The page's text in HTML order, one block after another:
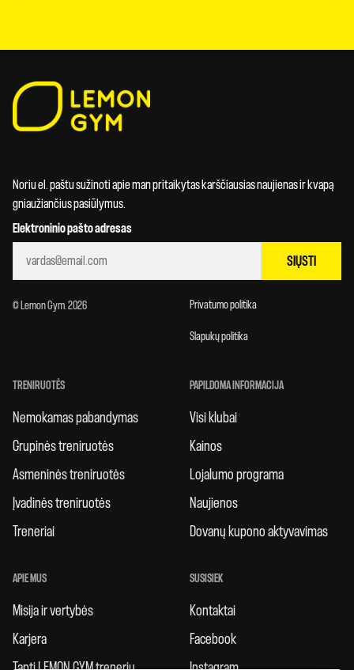
Noriu el. paštu sužinoti apie man pritaikytas karščiausias naujienas ir kvapą
gniaužiančius pasiūlymus.
Elektroninio pašto adresas
SIŲSTI
© Lemon Gym. 2026 Privatumo politika
Slapukų politika
TRENIRUOTĖS
Nemokamas pabandymas
Grupinės treniruotės
Asmeninės treniruotės
Įvadinės treniruotės
Treneriai
PAPILDOMA INFORMACIJA
Visi klubai
Kainos
Lojalumo programa
Naujienos
Dovanų kupono aktyvavimas
APIE MUS
Misija ir vertybės
Karjera
SUSISIEK
Kontaktai
Facebook